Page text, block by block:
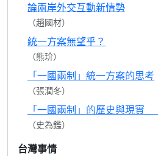
論兩岸外交互動新情勢
（趙國材）
統一方案無望乎？
（熊玠）
「一國兩制」統一方案的思考
（張潤冬）
「一國兩制」的歷史與現實
（史為鑑）
台灣事情